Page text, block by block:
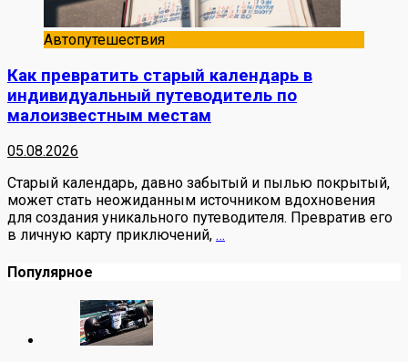
Автопутешествия
Как превратить старый календарь в
индивидуальный путеводитель по
малоизвестным местам
05.08.2026
Старый календарь, давно забытый и пылью покрытый,
может стать неожиданным источником вдохновения
для создания уникального путеводителя. Превратив его
в личную карту приключений, …
Популярное